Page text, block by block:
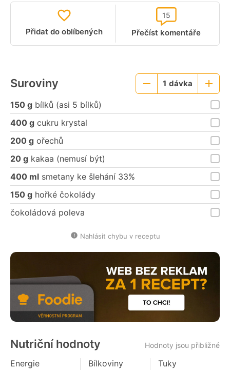
Přidat do oblíbených Přečíst komentáře
15
Suroviny
Menší
1 dávka
Větší
porce
150 g bílků (asi 5 bílků)
400 g cukru krystal
200 g ořechů
20 g kakaa (nemusí být)
400 ml smetany ke šlehání 33%
150 g hořké čokolády
čokoládová poleva
Nahlásit chybu v receptu
Nutriční hodnoty Hodnoty jsou přibližné
Energie
Bílkoviny
Tuky